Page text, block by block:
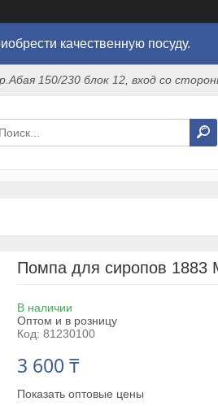
качественную посуду.
150/230 блок 12, вход со
Помпа для сиропов 1883
В наличии
Оптом и в розницу
Код: 81230100
3 600 ₸
Показать оптовые цены